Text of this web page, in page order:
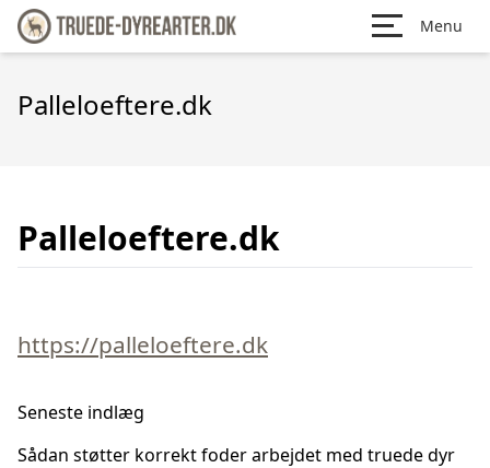
Menu
Palleloeftere.dk
Palleloeftere.dk
https://palleloeftere.dk
Seneste indlæg
Sådan støtter korrekt foder arbejdet med truede dyr